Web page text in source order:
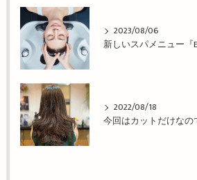
2023/08/06
2022/08/18